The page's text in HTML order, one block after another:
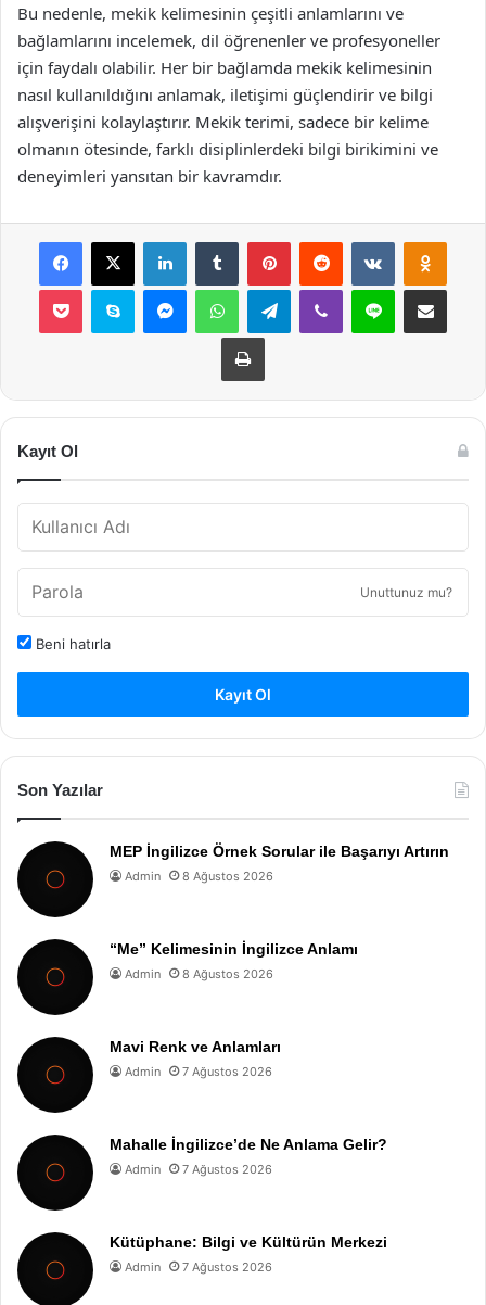
Bu nedenle, mekik kelimesinin çeşitli anlamlarını ve
bağlamlarını incelemek, dil öğrenenler ve profesyoneller
için faydalı olabilir. Her bir bağlamda mekik kelimesinin
nasıl kullanıldığını anlamak, iletişimi güçlendirir ve bilgi
alışverişini kolaylaştırır. Mekik terimi, sadece bir kelime
olmanın ötesinde, farklı disiplinlerdeki bilgi birikimini ve
deneyimleri yansıtan bir kavramdır.
Facebook
X LinkedInTumblr PinterestReddit VKontakte
Pocket Skype MessengerWhatsAppTelegramViber Line E-Posta ile
Yazdır
Kayıt Ol
Unuttunuz mu?
Beni hatırla
Kayıt Ol
Son Yazılar
MEP İngilizce Örnek Sorular ile Başarıyı Artırın
Admin 8 Ağustos 2026
“Me” Kelimesinin İngilizce Anlamı
Admin 8 Ağustos 2026
Mavi Renk ve Anlamları
Admin 7 Ağustos 2026
Mahalle İngilizce’de Ne Anlama Gelir?
Admin 7 Ağustos 2026
Kütüphane: Bilgi ve Kültürün Merkezi
Admin 7 Ağustos 2026